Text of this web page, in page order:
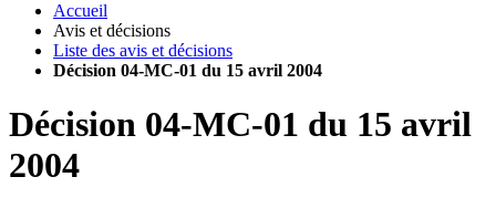
Accueil
Avis et décisions
Liste des avis et décisions
Décision 04-MC-01 du 15 avril 2004
Décision 04-MC-01 du 15 avril
2004